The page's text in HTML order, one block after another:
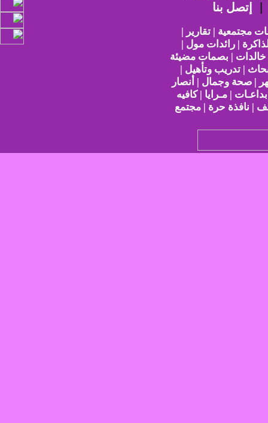
إتصل بنا
مجتمعية | تقارير |
| رائدات مول |
| بصمات مضيئة
| تدريب وتأهيل |
| صحة وجمال | أنصار
| مـرايا | كافيه
| نافذة حرة | مجتمع